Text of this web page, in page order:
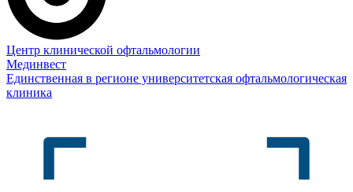
Центр клинической офтальмологии
Мединвест
Единственная в регионе университетская офтальмологическая
клиника